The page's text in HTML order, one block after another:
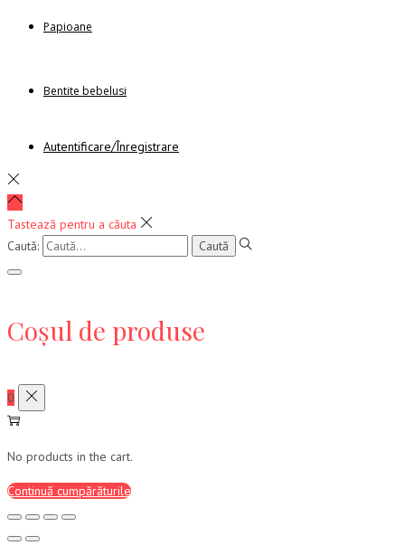
Papioane
Bentite bebelusi
Autentificare/Înregistrare
Tastează pentru a căuta
Caută:
Coșul de produse
0
No products in the cart.
Continuă cumpărăturile